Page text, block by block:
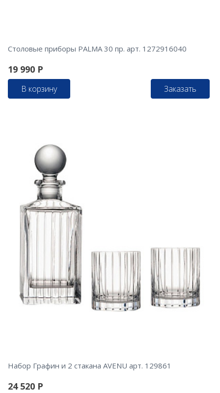
Столовые приборы PALMA 30 пр. арт. 1272916040
19 990 Р
В корзину Заказать
Набор Графин и 2 стакана AVENU арт. 129861
24 520 Р